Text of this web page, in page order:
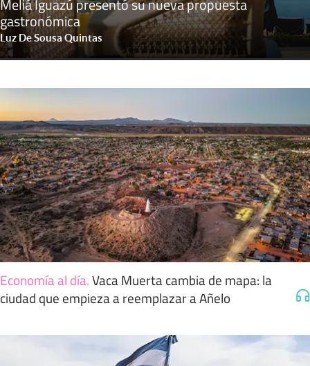
Meliá Iguazú presentó su nueva propuesta
gastronómica
Luz De Sousa Quintas
Economía al día.Vaca Muerta cambia de mapa: la
ciudad que empieza a reemplazar a Añelo